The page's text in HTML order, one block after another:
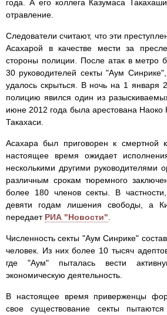
года. А его коллега Казумаса
отравление.
Следователи считают, что эти
Асахарой в качестве мести за
стороны полиции. После атак в метро
30 руководителей секты "Аум
удалось скрыться. В ночь на 1 января
полицию явился один из
июне 2012 года была арестована Наоко
Такахаси.
Асахара был приговорен к смертной
настоящее время ожидает
несколькими другими руководителями
различным срокам тюремного
более 180 членов секты. В
девяти годам лишения свободы, а
передает РИА "Новости"
Численность секты "Аум Синрике"
человек. Из них более 10 тысяч
где "Аум" пыталась вести
экономическую деятельность.
В настоящее время приверженцы
свое существование секты пытаются